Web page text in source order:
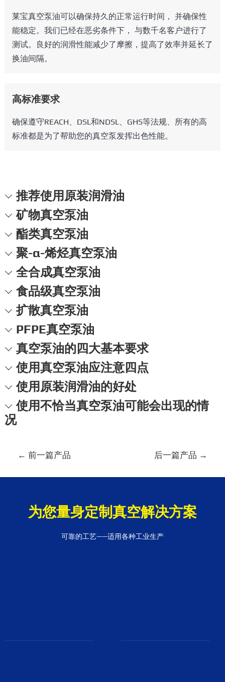
莱宝真空泵油可以确保持久的正常运行时间， 并确保性
能稳定。我们已经在恶劣条件下， 与数千名客户进行了
测试。良好的润滑性能减少了摩擦，提高了效率并延长了
换油间隔。
高标准要求
确保遵守REACH、DSL和NDSL、GHS等法规、所有的高
标准都是为了帮助您的真空泵发挥出色性能。
推荐使用原装润滑油
矿物真空泵油
酯类真空泵油
聚-α-烯烃真空泵油
全合成真空泵油
食品级真空泵油
扩散真空泵油
PFPE真空泵油
真空泵油的四大基本要求
使用真空泵油应注意四点
使用原装润滑油的好处
使用不恰当真空泵油可能会出现的情
况
导
← 前一篇产品 后一篇产品 →
为您量身定制真空解决方案
可靠的工艺——适用各种工业生产